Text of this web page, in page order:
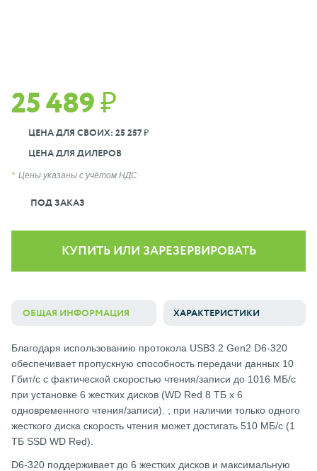
25 489 ₽
ЦЕНА ДЛЯ СВОИХ: 25 257 ₽
ЦЕНА ДЛЯ ДИЛЕРОВ
Цены указаны с учётом НДС
ПОД ЗАКАЗ
КУПИТЬ ИЛИ ЗАРЕЗЕРВИРОВАТЬ
ОБЩАЯ ИНФОРМАЦИЯ ХАРАКТЕРИСТИКИ
Благодаря использованию протокола USB3.2 Gen2 D6-320
обеспечивает пропускную способность передачи данных 10
Гбит/с с фактической скоростью чтения/записи до 1016 МБ/с
при установке 6 жестких дисков (WD Red 8 ТБ x 6
одновременного чтения/записи). ; при наличии только одного
жесткого диска скорость чтения может достигать 510 МБ/с (1
ТБ SSD WD Red).
D6-320 поддерживает до 6 жестких дисков и максимальную